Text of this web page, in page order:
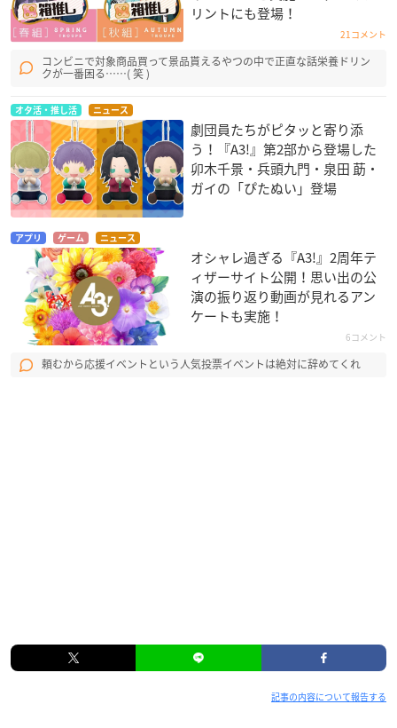
リントにも登場！
21コメント
コンビニで対象商品買って景品貰えるやつの中で正直な話栄養ドリン
クが一番困る……( 笑 )
オタ活・推し活 ニュース
劇団員たちがピタッと寄り添
う！『A3!』第2部から登場した
卯木千景・兵頭九門・泉田 莇・
ガイの「ぴたぬい」登場
アプリ ゲーム ニュース
オシャレ過ぎる『A3!』2周年テ
ィザーサイト公開！思い出の公
演の振り返り動画が見れるアン
ケートも実施！
6コメント
頼むから応援イベントという人気投票イベントは絶対に辞めてくれ
記事の内容について報告する